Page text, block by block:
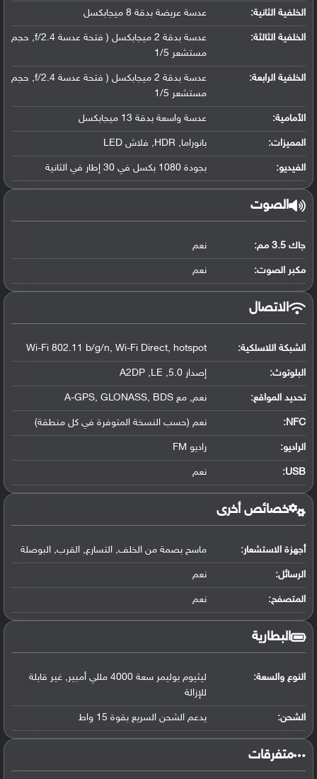
الخلفية الثانية: عدسة عريضة بدقة 8 ميجابكسل
الخلفية الثالثة:
عدسة بدقة 2 ميجابكسل ( فتحة عدسة f/2.4, حجم
مستشعر 1/5
الخلفية الرابعة:
عدسة بدقة 2 ميجابكسل ( فتحة عدسة f/2.4, حجم
مستشعر 1/5
الأمامية: عدسة واسعة بدقة 13 ميجابكسل
المميزات: بانوراما, HDR, فلاش LED
الفيديو: بجودة 1080 بكسل في 30 إطار في الثانية
الصوت
جاك 3.5 مم: نعم
مكبر الصوت: نعم
الاتصال
الشبكة اللاسلكية: Wi-Fi 802.11 b/g/n, Wi-Fi Direct, hotspot
البلوتوث: إصدار 5.0, A2DP ,LE
تحديد المواقع: نعم, مع A-GPS, GLONASS, BDS
NFC
: نعم (حسب النسخة المتوفرة في كل منطقة)
الراديو: راديو FM
USB
: نعم
خصائص أخرى
أجهزة الاستشعار: ماسح بصمة من الخلف, التسارع, القرب, البوصلة
الرسائل: نعم
المتصفح: نعم
البطارية
النوع والسعة:
ليثيوم بوليمر سعة 4000 مللي أمبير, غير قابلة
للإزالة
الشحن: يدعم الشحن السريع بقوة 15 واط
‏متفرقات‏